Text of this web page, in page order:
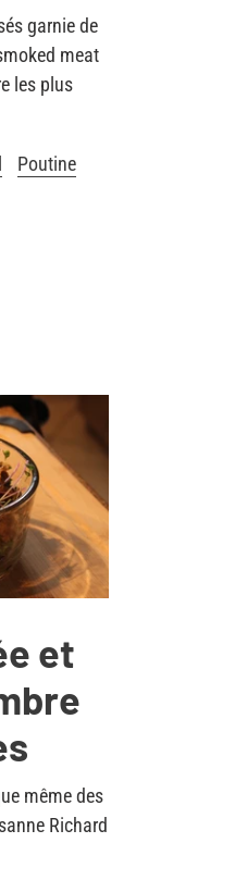
garnie de
meat
les plus
Poutine
et
même des
Richard